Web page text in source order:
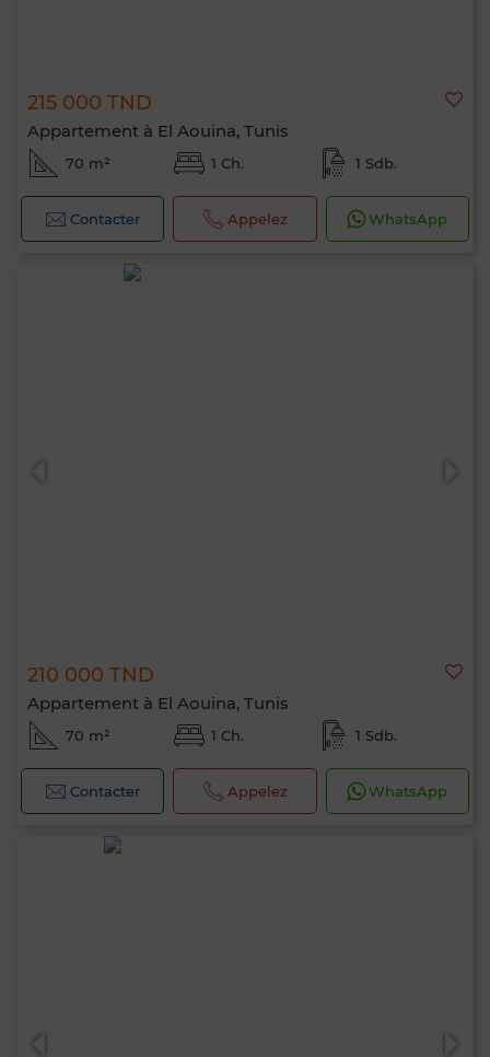
215 000 TND
Appartement à El Aouina, Tunis
70 m² 1 Ch. 1 Sdb.
Contacter Appelez WhatsApp
210 000 TND
Appartement à El Aouina, Tunis
70 m² 1 Ch. 1 Sdb.
Contacter Appelez WhatsApp